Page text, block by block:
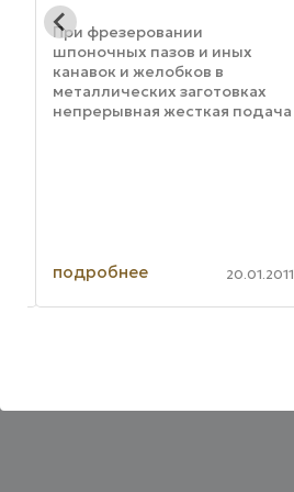
При фрезеровании
шпоночных пазов и иных
канавок и желобков в
металлических заготовках
непрерывная жесткая подача
подробнее 20.01.2011